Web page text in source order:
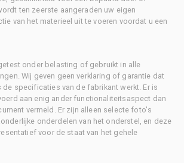
ten zeerste aangeraden uw eigen
van het materieel uit te voeren voordat u een
onder belasting of gebruikt in alle
Wij geven geen verklaring of garantie dat
de specificaties van de fabrikant werkt. Er is
aan enig ander functionaliteitsaspect dan
vermeld. Er zijn alleen selecte foto's
onderdelen van het onderstel, en deze
voor de staat van het gehele